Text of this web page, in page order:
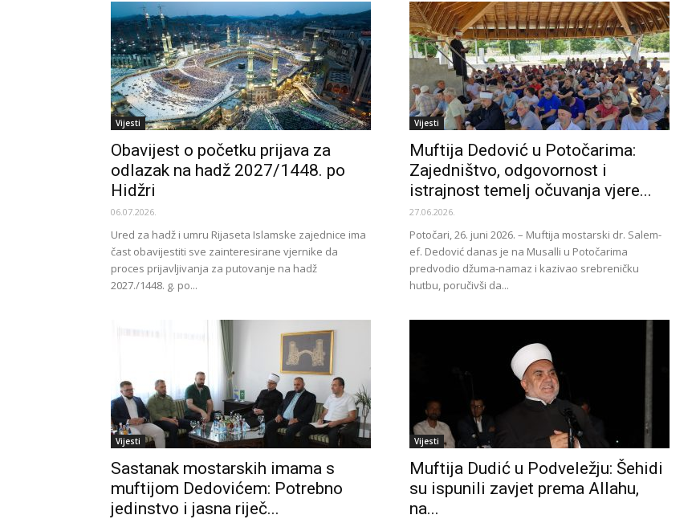
Vijesti
Obavijest o početku prijava za
odlazak na hadž 2027/1448. po
Hidžri
06.07.2026.
Ured za hadž i umru Rijaseta Islamske zajednice ima
čast obavijestiti sve zainteresirane vjernike da
proces prijavljivanja za putovanje na hadž
2027./1448. g. po...
Vijesti
Muftija Dedović u Potočarima:
Zajedništvo, odgovornost i
istrajnost temelj očuvanja vjere...
27.06.2026.
Potočari, 26. juni 2026. – Muftija mostarski dr. Salem-
ef. Dedović danas je na Musalli u Potočarima
predvodio džuma-namaz i kazivao srebreničku
hutbu, poručivši da...
Vijesti
Sastanak mostarskih imama s
muftijom Dedovićem: Potrebno
jedinstvo i jasna riječ...
Vijesti
Muftija Dudić u Podveležju: Šehidi
su ispunili zavjet prema Allahu,
na...